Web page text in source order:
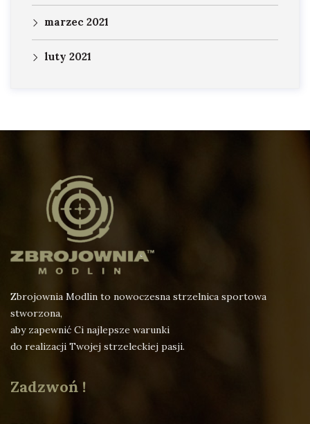
marzec 2021
luty 2021
Zbrojownia Modlin to nowoczesna strzelnica sportowa
stworzona,
aby zapewnić Ci najlepsze warunki
do realizacji Twojej strzeleckiej pasji.
Zadzwoń !